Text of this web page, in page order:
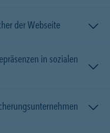
der Webseite
in sozialen